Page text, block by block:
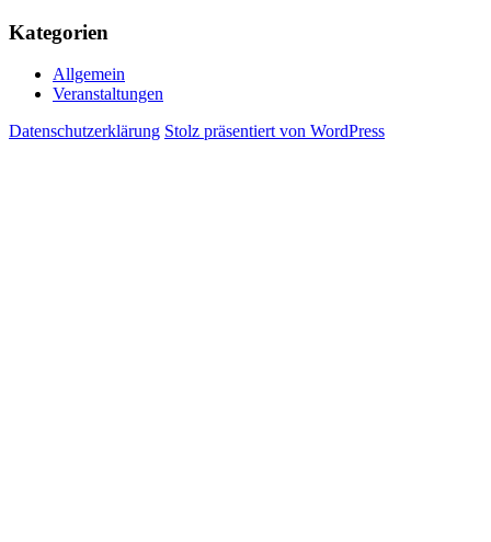
Kategorien
Allgemein
Veranstaltungen
Datenschutzerklärung Stolz präsentiert von WordPress